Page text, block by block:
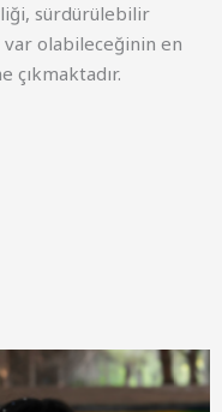
sürdürülebilir
olabileceğinin en